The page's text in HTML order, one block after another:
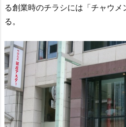
る創業時のチラシには「チャウ
る。